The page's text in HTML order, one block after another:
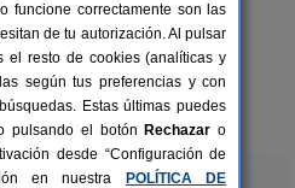
3-12 pers.
desde22 €
Posada
funcione correctamente son las
de tu autorización. Al pulsar
el resto de cookies (analíticas y
según tus preferencias y con
Estas últimas puedes
pulsando el botón Rechazar o
desde “Configuración de
en nuestra
POLÍTICA DE